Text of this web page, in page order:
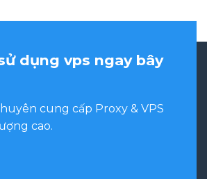
dụng vps ngay bây
cung cấp Proxy & VPS
cao.